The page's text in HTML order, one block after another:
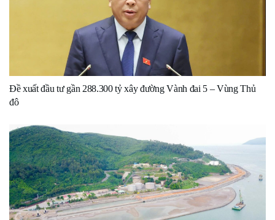
Đề xuất đầu tư gần 288.300 tỷ xây đường Vành đai 5 – Vùng Thủ
đô